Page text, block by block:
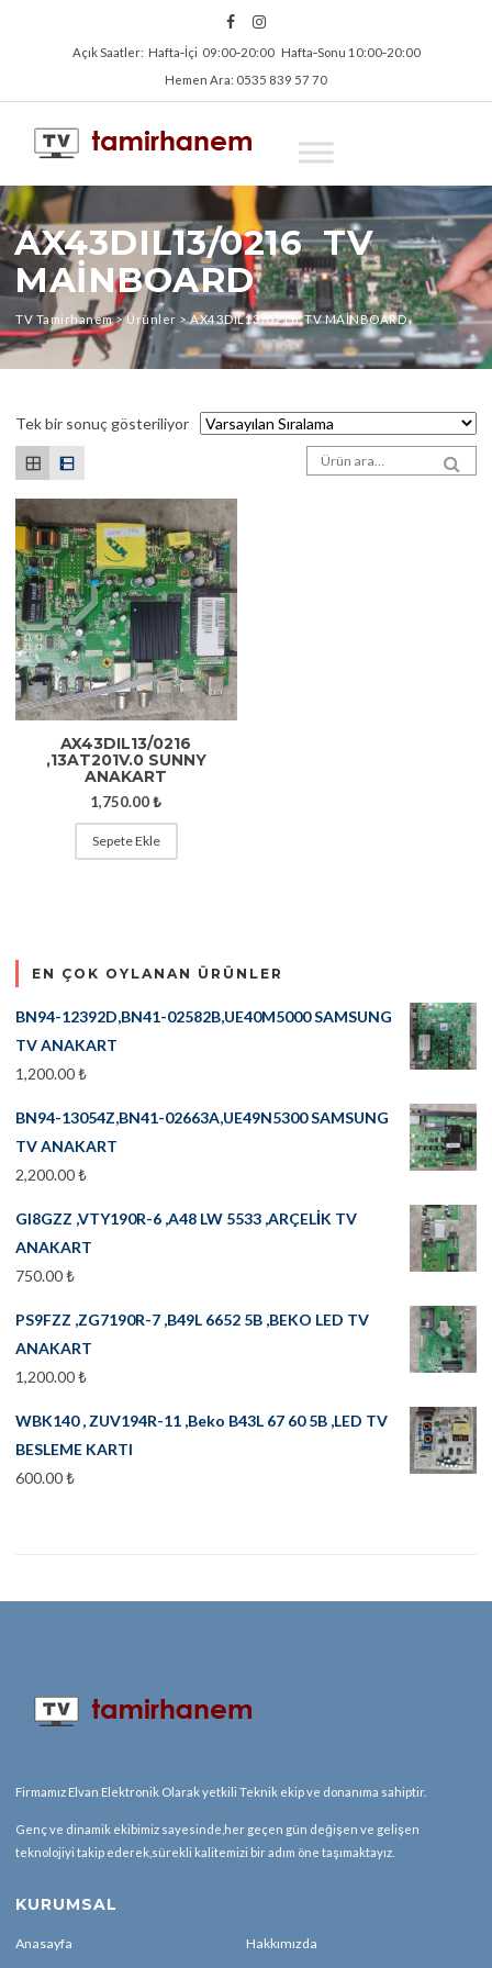
Açık Saatler: Hafta‑İçi 09:00‑20:00 Hafta‑Sonu 10:00‑20:00
Hemen Ara: 0535 839 57 70
AX43DIL13/0216 TV
MAİNBOARD
TV Tamirhanem>Ürünler >AX43DIL13/0216 TV MAİNBOARD
Tek bir sonuç gösteriliyor
Arama sonuçları:
AX43DIL13/0216
,13AT201V.0 SUNNY
ANAKART
1,750.00₺
Sepete Ekle
EN ÇOK OYLANAN ÜRÜNLER
BN94-12392D,BN41-02582B,UE40M5000 SAMSUNG
TV ANAKART
1,200.00₺
BN94-13054Z,BN41-02663A,UE49N5300 SAMSUNG
TV ANAKART
2,200.00₺
GI8GZZ ,VTY190R-6 ,A48 LW 5533 ,ARÇELİK TV
ANAKART
750.00₺
PS9FZZ ,ZG7190R-7 ,B49L 6652 5B ,BEKO LED TV
ANAKART
1,200.00₺
WBK140 , ZUV194R-11 ,Beko B43L 67 60 5B ,LED TV
BESLEME KARTI
600.00₺
Firmamız Elvan Elektronik Olarak yetkili Teknik ekip ve donanıma sahiptir.
Genç ve dinamik ekibimiz sayesinde,her geçen gün değişen ve gelişen
teknolojiyi takip ederek,sürekli kalitemizi bir adım öne taşımaktayız.
KURUMSAL
Anasayfa Hakkımızda